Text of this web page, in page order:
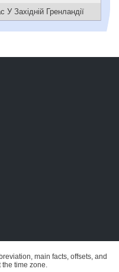
У Західній Гренландії
main facts, offsets, and
time zone.